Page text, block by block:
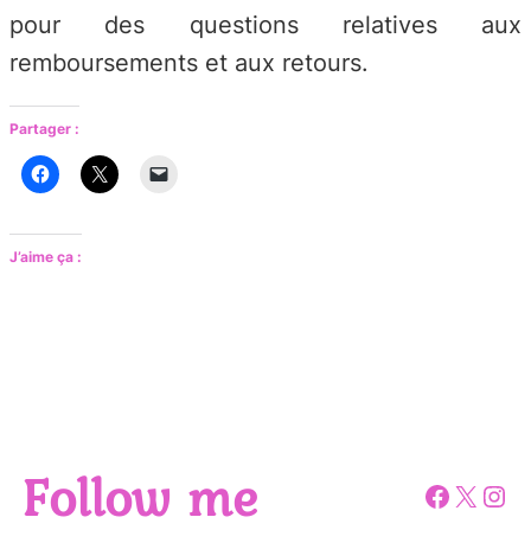
pour des questions relatives aux
remboursements et aux retours.
Partager :
J’aime ça :
Follow me X